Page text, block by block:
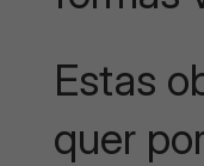
Estas
quer